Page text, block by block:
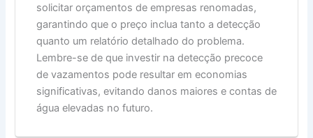
solicitar orçamentos de empresas renomadas,
garantindo que o preço inclua tanto a detecção
quanto um relatório detalhado do problema.
Lembre-se de que investir na detecção precoce
de vazamentos pode resultar em economias
significativas, evitando danos maiores e contas de
água elevadas no futuro.